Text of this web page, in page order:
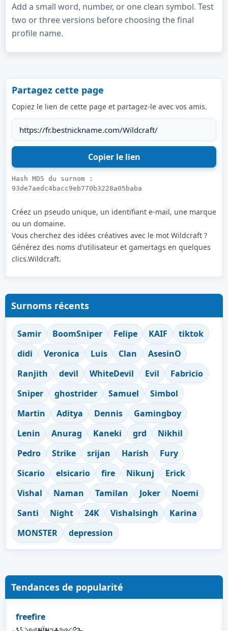
Add a small word, number, or one clean symbol. Test
two or three versions before choosing the final
profile name.
Partagez cette page
Copiez le lien de cette page et partagez-le avec vos amis.
Hash MD5 du surnom :
93de7aedc4bacc9eb770b3228a05baba
Créez un pseudo unique, un identifiant e-mail, une marque
ou un domaine.
Vous cherchez des idées créatives avec le mot Wildcraft ?
Générez des noms d’utilisateur et gamertags en quelques
clics.Wildcraft.
Surnoms récents
Samir BoomSniper Felipe KAIF
tiktok
didi
Veronica Luis Clan
AsesinO
Ranjith
devil WhiteDevil Evil
Fabricio
Sniper
ghostrider Samuel
Simbol
Martin
Aditya Dennis
Gamingboy
Lenin
Anurag Kaneki grd
Nikhil
Pedro
Strike srijan Harish
Fury
Sicario
elsicario fire Nikunj
Erick
Vishal
Naman Tamilan Joker
Noemi
Santi
Night 24K Vishalsingh
Karina
MONSTER
depression
Tendances de popularité
freefire